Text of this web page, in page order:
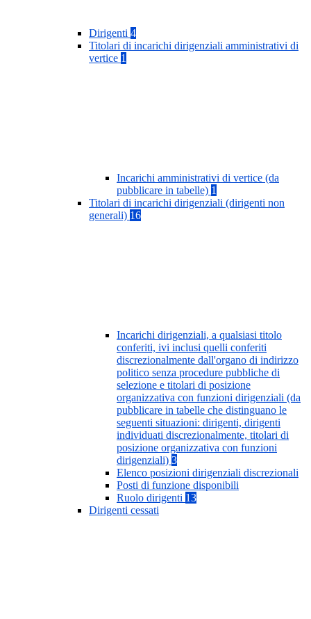
Dirigenti 4
Titolari di incarichi dirigenziali amministrativi di
vertice 1
Incarichi amministrativi di vertice (da
pubblicare in tabelle) 1
Titolari di incarichi dirigenziali (dirigenti non
generali) 16
Incarichi dirigenziali, a qualsiasi titolo
conferiti, ivi inclusi quelli conferiti
discrezionalmente dall'organo di indirizzo
politico senza procedure pubbliche di
selezione e titolari di posizione
organizzativa con funzioni dirigenziali (da
pubblicare in tabelle che distinguano le
seguenti situazioni: dirigenti, dirigenti
individuati discrezionalmente, titolari di
posizione organizzativa con funzioni
dirigenziali) 3
Elenco posizioni dirigenziali discrezionali
Posti di funzione disponibili
Ruolo dirigenti 13
Dirigenti cessati